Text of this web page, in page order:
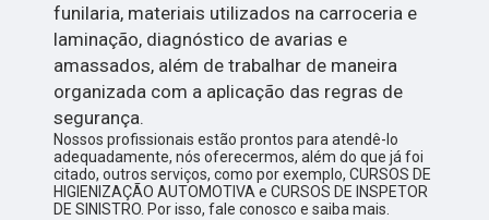
funilaria, materiais utilizados na carroceria e
laminação, diagnóstico de avarias e
amassados, além de trabalhar de maneira
organizada com a aplicação das regras de
segurança.
Nossos profissionais estão prontos para atendê-lo
adequadamente, nós oferecermos, além do que já foi
citado, outros serviços, como por exemplo, CURSOS DE
HIGIENIZAÇÃO AUTOMOTIVA e CURSOS DE INSPETOR
DE SINISTRO. Por isso, fale conosco e saiba mais.